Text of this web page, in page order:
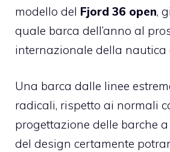
modello del Fjord 36 open,
quale barca dell’anno al
internazionale della nautica
Una barca dalle linee
radicali, rispetto ai normali
progettazione delle barche
del design certamente